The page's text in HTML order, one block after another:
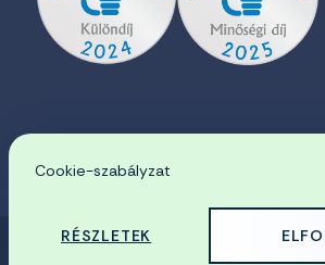
EN
Cookie-szabályzat
RÉSZLETEK